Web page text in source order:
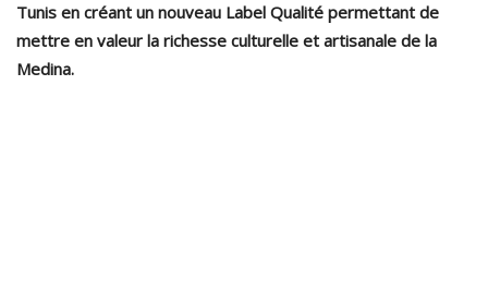
Tunis en créant un nouveau Label Qualité permettant de
mettre en valeur la richesse culturelle et artisanale de la
Medina.